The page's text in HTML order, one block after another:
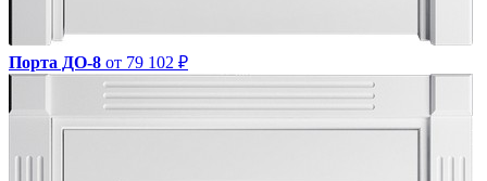
Порта ДО-8 от 79 102 ₽